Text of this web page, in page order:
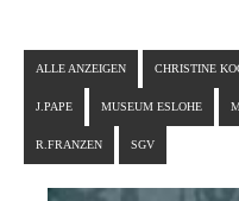
ALLE ANZEIGEN CHRISTINE
J.PAPE MUSEUM ESLOHE
R.FRANZEN SGV